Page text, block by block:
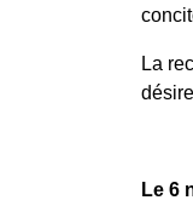
La
Le 6